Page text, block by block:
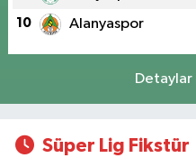
10 Alanyaspor
Detaylar
Süper Lig Fikstür